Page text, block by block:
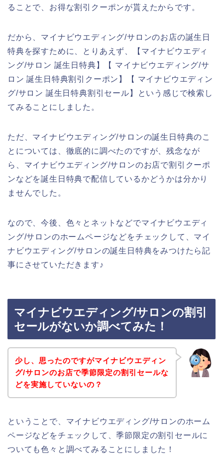
ることで、お得な割引クーポンが貰えたからです。
だから、マイナビウエディング/サロンのお店の誕生日
特典を探すために、とりあえず、【マイナビウエディ
ング/サロン 誕生日特典】【 マイナビウエディング/サ
ロン 誕生日特典割引クーポン】【 マイナビウエディン
グ/サロン 誕生日特典割引セール】という感じで検索し
てみることにしました。
ただ、マイナビウエディング/サロンの誕生日特典のこ
とについては、徹底的に調べたのですが、残念なが
ら、マイナビウエディング/サロンのお店で割引クーポ
ンなどを誕生日特典で配信しているかどうかは分かり
ませんでした。
なので、今後、色々とネットなどでマイナビウエディ
ング/サロンのホームページなどをチェックして、マイ
ナビウエディング/サロンの誕生日特典をみつけたら記
事にさせていただきます♪
マイナビウエディング/サロンの割引
セールがないか調べてみた！
少し、思ったのですがマイナビウエディン
グ/サロンのお店で季節限定の割引セールな
どを実施していないの？
ということで、マイナビウエディング/サロンのホーム
ページなどをチェックして、季節限定の割引セールに
ついても色々と調べてみることにしました！